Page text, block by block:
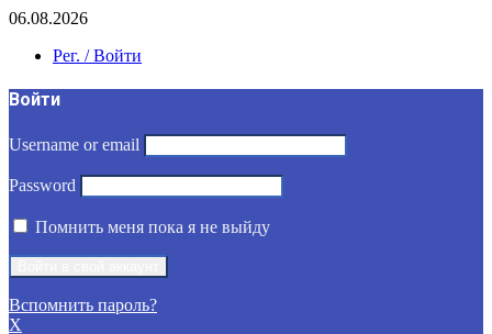
06.08.2026
Рег. / Войти
Войти
Username or email
Password
Помнить меня пока я не выйду
Вспомнить пароль?
X